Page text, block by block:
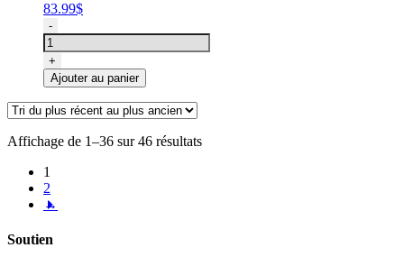
83.99$
quantité
de
Lame
de
tondeuse
Andis,
taille
(3/4''
ou
19mm)
-
+
Ajouter au panier
Affichage de 1–36 sur 46 résultats
1
2
→
Soutien